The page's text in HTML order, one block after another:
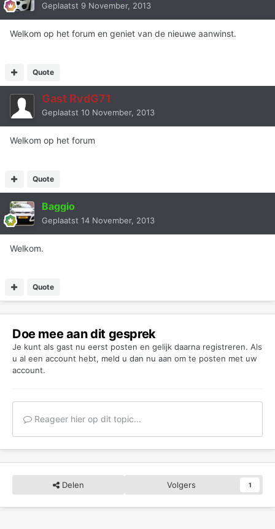
Geplaatst 9 November, 2013
Welkom op het forum en geniet van de nieuwe aanwinst.
Quote
Gast RvdG71
Geplaatst 10 November, 2013
Welkom op het forum
Quote
Baggio
Geplaatst 14 November, 2013
Welkom.
Quote
Doe mee aan dit gesprek
Je kunt als gast nu eerst posten en gelijk daarna registreren. Als
u al een account hebt, meld u dan nu aan om te posten met uw
account.
Reageer hier op dit topic...
Delen Volgers 1